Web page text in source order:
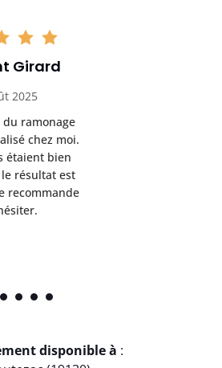
Girard
2025
ramonage
chez moi.
étaient bien
résultat est
recommande
disponible à :